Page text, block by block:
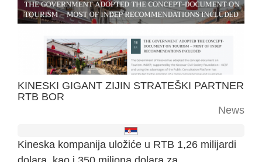
KINESKI GIGANT ZIJIN STRATEŠKI PARTNER
RTB BOR
News
Kineska kompanija uložiće u RTB 1,26 milijardi